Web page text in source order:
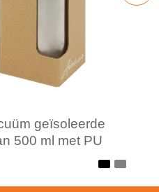
geïsoleerde
500 ml met PU